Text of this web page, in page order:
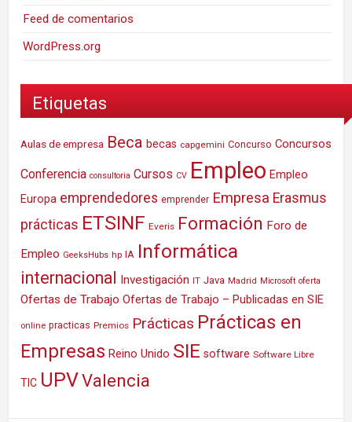
Feed de comentarios
WordPress.org
Etiquetas
Aulas de empresa Beca becas capgemini Concurso Concursos
Conferencia consultoria Cursos CV Empleo Empleo
Europa emprendedores emprender Empresa Erasmus
prácticas ETSINF Everis Formación Foro de
Empleo GeeksHubs hp IA Informática
internacional Investigación IT Java Madrid Microsoft oferta
Ofertas de Trabajo Ofertas de Trabajo – Publicadas en SIE
online practicas Premios Prácticas Prácticas en
Empresas Reino Unido SIE software Software Libre
TIC UPVValencia